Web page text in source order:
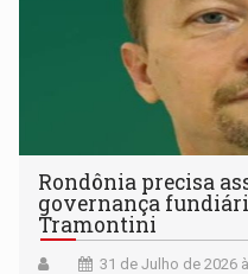
Rondônia precisa
governança
Tramontini
31 de Julho de 2026